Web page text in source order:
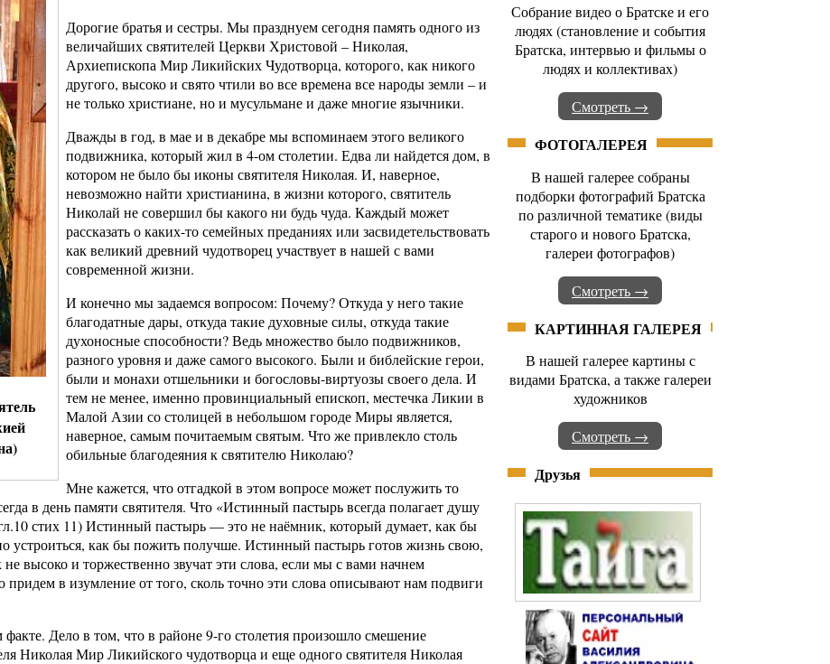
Дорогие братья и сестры. Мы празднуем сегодня память одного из
величайших святителей Церкви Христовой – Николая,
Архиепископа Мир Ликийских Чудотворца, которого, как никого
другого, высоко и свято чтили во все времена все народы земли – и
не только христиане, но и мусульмане и даже многие язычники.
Дважды в год, в мае и в декабре мы вспоминаем этого великого
подвижника, который жил в 4-ом столетии. Едва ли найдется дом, в
котором не было бы иконы святителя Николая. И, наверное,
невозможно найти христианина, в жизни которого, святитель
Николай не совершил бы какого ни будь чуда. Каждый может
рассказать о каких-то семейных преданиях или засвидетельствовать
как великий древний чудотворец участвует в нашей с вами
современной жизни.
И конечно мы задаемся вопросом: Почему? Откуда у него такие
благодатные дары, откуда такие духовные силы, откуда такие
духоносные способности? Ведь множество было подвижников,
разного уровня и даже самого высокого. Были и библейские герои,
были и монахи отшельники и богословы-виртуозы своего дела. И
тем не менее, именно провинциальный епископ, местечка Ликии в
Малой Азии со столицей в небольшом городе Миры является,
наверное, самым почитаемым святым. Что же привлекло столь
обильные благодеяния к святителю Николаю?
Мне кажется, что отгадкой в этом вопросе может послужить то
в день памяти святителя. Что «Истинный пастырь всегда полагает душу
стих 11) Истинный пастырь — это не наёмник, который думает, как бы
устроиться, как бы пожить получше. Истинный пастырь готов жизнь свою,
высоко и торжественно звучат эти слова, если мы с вами начнем
придем в изумление от того, сколь точно эти слова описывают нам подвиги
Дело в том, что в районе 9-го столетия произошло смешение
Николая Мир Ликийского чудотворца и еще одного святителя Николая
Собрание видео о Братске и его
людях (становление и события
Братска, интервью и фильмы о
людях и коллективах)
Смотреть →
ФОТОГАЛЕРЕЯ
В нашей галерее собраны
подборки фотографий Братска
по различной тематике (виды
старого и нового Братска,
галереи фотографов)
Смотреть →
КАРТИННАЯ ГАЛЕРЕЯ
В нашей галерее картины с
видами Братска, а также галереи
художников
Смотреть →
Друзья